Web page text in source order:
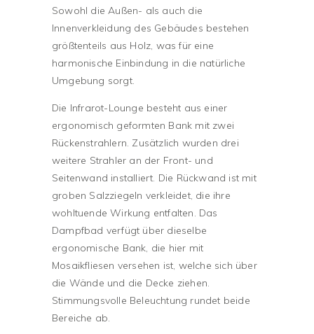
Sowohl die Außen- als auch die
Innenverkleidung des Gebäudes bestehen
größtenteils aus Holz, was für eine
harmonische Einbindung in die natürliche
Umgebung sorgt.
Die Infrarot-Lounge besteht aus einer
ergonomisch geformten Bank mit zwei
Rückenstrahlern. Zusätzlich wurden drei
weitere Strahler an der Front- und
Seitenwand installiert. Die Rückwand ist mit
groben Salzziegeln verkleidet, die ihre
wohltuende Wirkung entfalten. Das
Dampfbad verfügt über dieselbe
ergonomische Bank, die hier mit
Mosaikfliesen versehen ist, welche sich über
die Wände und die Decke ziehen.
Stimmungsvolle Beleuchtung rundet beide
Bereiche ab.